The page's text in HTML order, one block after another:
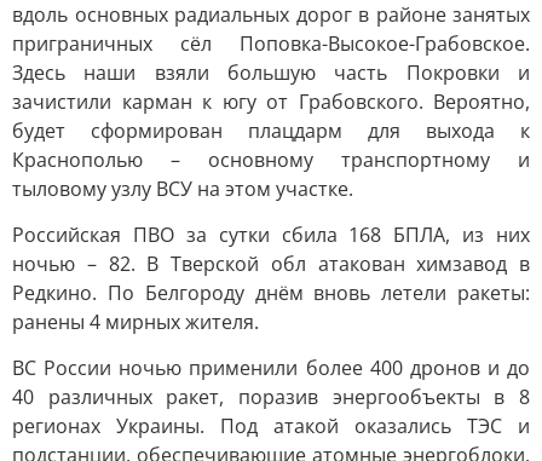
вдоль основных радиальных дорог в районе занятых
приграничных сёл Поповка-Высокое-Грабовское.
Здесь наши взяли большую часть Покровки и
зачистили карман к югу от Грабовского. Вероятно,
будет сформирован плацдарм для выхода к
Краснополью – основному транспортному и
тыловому узлу ВСУ на этом участке.
Российская ПВО за сутки сбила 168 БПЛА, из них
ночью – 82. В Тверской обл атакован химзавод в
Редкино. По Белгороду днём вновь летели ракеты:
ранены 4 мирных жителя.
ВС России ночью применили более 400 дронов и до
40 различных ракет, поразив энергообъекты в 8
регионах Украины. Под атакой оказались ТЭС и
подстанции, обеспечивающие атомные энергоблоки.